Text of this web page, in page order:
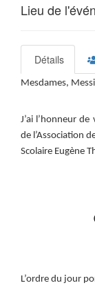
Lieu de
Détails
Mesdames,
J’ai l’honneur
de l’Association
Scolaire Eugène
L’ordre du jour